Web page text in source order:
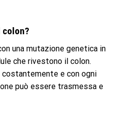
una mutazione genetica in
che rivestono il colon.
e con ogni
può essere trasmessa e